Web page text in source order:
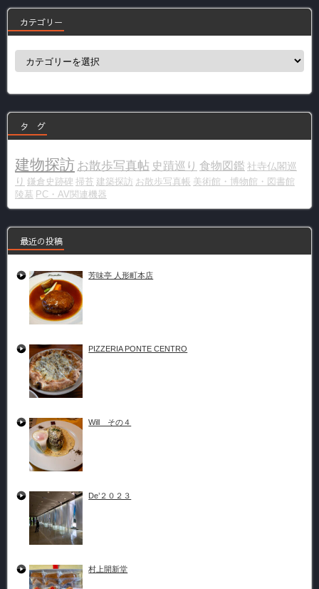
カテゴリー
カ
ー
タ グ
建物探訪 お散歩写真帖 史蹟巡り 食物図鑑 社寺仏閣巡
り 鎌倉史跡碑 掃苔 建築探訪 お散歩写真帳 美術館・博物館・図書館
陵墓 PC・AV関連機器
最近の投稿
芳味亭 人形町本店
PIZZERIA PONTE CENTRO
Will その４
De’２０２３
村上開新堂